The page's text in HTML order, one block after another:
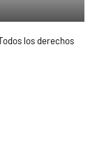
los derechos